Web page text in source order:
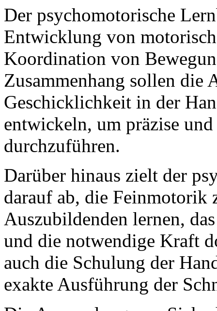
Der psychomotorische
Entwicklung von
Koordination von
Zusammenhang sollen die
Geschicklichkeit in der
entwickeln, um präzise
durchzuführen.
Darüber hinaus zielt der
darauf ab, die Feinmotorik
Auszubildenden lernen,
und die notwendige Kraft
auch die Schulung der
exakte Ausführung der